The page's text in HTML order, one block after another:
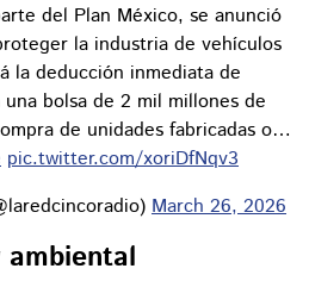
del Plan México, se anunció
la industria de vehículos
la deducción inmediata de
bolsa de 2 mil millones de
de unidades fabricadas o…
pic.twitter.com/xoriDfNqv3
March 26, 2026